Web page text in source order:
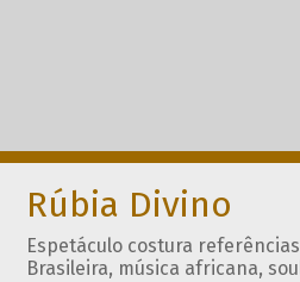
Rúbia Divino
Espetáculo costura
Brasileira, música africana,